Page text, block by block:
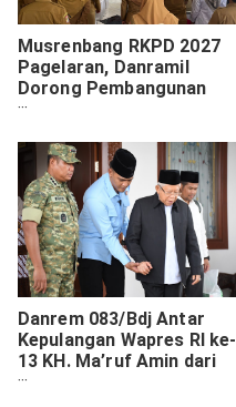
Musrenbang RKPD 2027
Pagelaran, Danramil
Dorong Pembangunan
Tepat Sasaran
Danrem 083/Bdj Antar
Kepulangan Wapres RI ke-
13 KH. Ma’ruf Amin dari
Malang